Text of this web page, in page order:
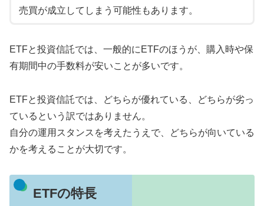
売買が成立してしまう可能性もあります。
ETFと投資信託では、一般的にETFのほうが、購入時や保
有期間中の手数料が安いことが多いです。
ETFと投資信託では、どちらが優れている、どちらが劣っ
ているという訳ではありません。
自分の運用スタンスを考えたうえで、どちらが向いている
かを考えることが大切です。
ETFの特長